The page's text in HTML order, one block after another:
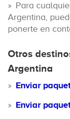
Para
Argentina,
ponerte en
Otros
Argentina
Enviar
Enviar